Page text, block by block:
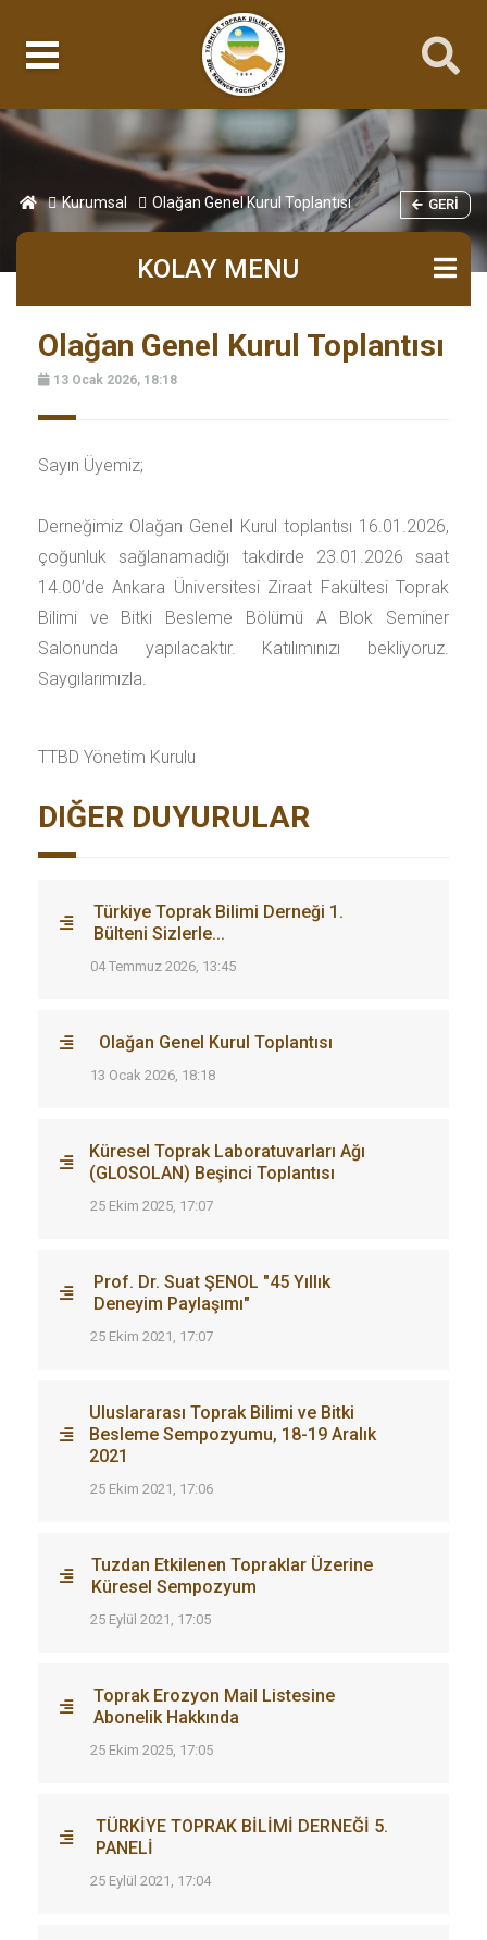
Kurumsal Olağan Genel Kurul Toplantısı GERI
KOLAY MENU
Olağan Genel Kurul Toplantısı
13 Ocak 2026, 18:18
Sayın Üyemiz;
Derneğimiz Olağan Genel Kurul toplantısı 16.01.2026,
çoğunluk sağlanamadığı takdirde 23.01.2026 saat
14.00’de Ankara Üniversitesi Ziraat Fakültesi Toprak
Bilimi ve Bitki Besleme Bölümü A Blok Seminer
Salonunda yapılacaktır. Katılımınızı bekliyoruz.
Saygılarımızla.
TTBD Yönetim Kurulu
DIĞER DUYURULAR
Türkiye Toprak Bilimi Derneği 1.
Bülteni Sizlerle...
04 Temmuz 2026, 13:45
Olağan Genel Kurul Toplantısı
13 Ocak 2026, 18:18
Küresel Toprak Laboratuvarları Ağı
(GLOSOLAN) Beşinci Toplantısı
25 Ekim 2025, 17:07
Prof. Dr. Suat ŞENOL "45 Yıllık
Deneyim Paylaşımı"
25 Ekim 2021, 17:07
Uluslararası Toprak Bilimi ve Bitki
Besleme Sempozyumu, 18-19 Aralık
2021
25 Ekim 2021, 17:06
Tuzdan Etkilenen Topraklar Üzerine
Küresel Sempozyum
25 Eylül 2021, 17:05
Toprak Erozyon Mail Listesine
Abonelik Hakkında
25 Ekim 2025, 17:05
TÜRKİYE TOPRAK BİLİMİ DERNEĞİ 5.
PANELİ
25 Eylül 2021, 17:04